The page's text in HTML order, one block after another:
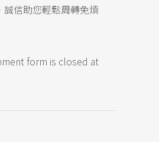
信助您輕鬆周轉免煩
form is closed at